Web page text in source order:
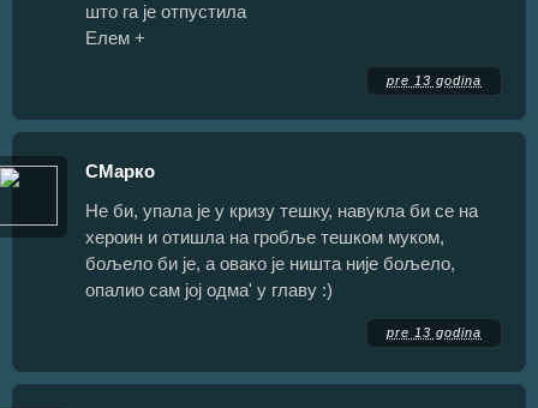
што га је отпустила
Елем +
pre 13 godina
СМарко
Не би, упала је у кризу тешку, навукла би се на
хероин и отишла на гробље тешком муком,
бољело би је, а овако је ништа није бољело,
опалио сам јој одма' у главу :)
pre 13 godina